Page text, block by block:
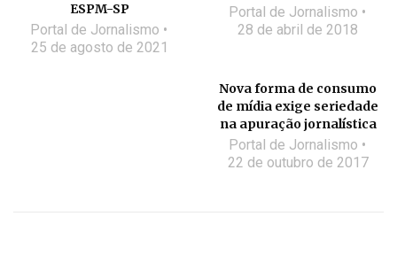
ESPM-SP
Portal de Jornalismo
25 de agosto de 2021
Portal de Jornalismo
28 de abril de 2018
Nova forma de consumo
de mídia exige seriedade
na apuração jornalística
Portal de Jornalismo
22 de outubro de 2017